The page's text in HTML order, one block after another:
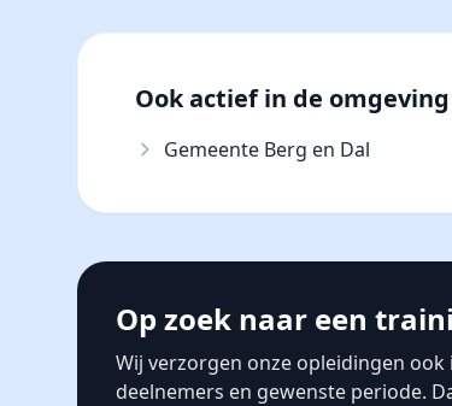
Ook actief in de omgeving
Gemeente Berg en Dal
Op zoek naar een
Wij verzorgen onze opleidingen
deelnemers en gewenste periode.